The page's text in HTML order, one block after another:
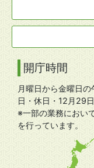
開庁時間
月曜日から金曜日
日・休日・12月29
※一部の業務において
を行っています。